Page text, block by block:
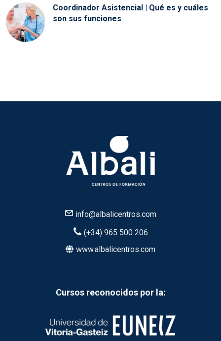
Coordinador Asistencial | Qué es y cuáles
son sus funciones
info@albalicentros.com
(+34) 965 500 206
www.albalicentros.com
Cursos reconocidos por la: